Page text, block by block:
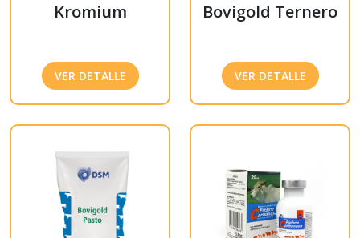
Kromium
VER DETALLE
Bovigold Ternero
VER DETALLE